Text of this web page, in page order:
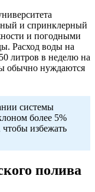
и спринклерный
и погодными
Расход воды на
литров в неделю на
обычно нуждаются
системы
более 5%
чтобы избежать
полива